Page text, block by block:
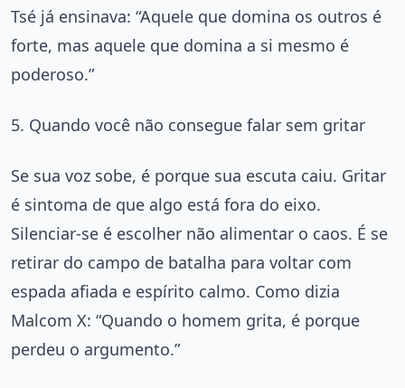
Tsé já ensinava: “Aquele que domina os outros é
forte, mas aquele que domina a si mesmo é
poderoso.”
5. Quando você não consegue falar sem gritar
Se sua voz sobe, é porque sua escuta caiu. Gritar
é sintoma de que algo está fora do eixo.
Silenciar-se é escolher não alimentar o caos. É se
retirar do campo de batalha para voltar com
espada afiada e espírito calmo. Como dizia
Malcom X: “Quando o homem grita, é porque
perdeu o argumento.”